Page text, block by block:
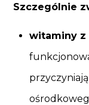
Szczególnie
witaminy z